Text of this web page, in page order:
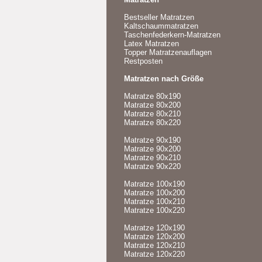
Bestseller Matratzen
Kaltschaummatratzen
Taschenfederkern-Matratzen
Latex Matratzen
Topper Matratzenauflagen
Restposten
Matratzen nach Größe
Matratze 80x190
Matratze 80x200
Matratze 80x210
Matratze 80x220
Matratze 90x190
Matratze 90x200
Matratze 90x210
Matratze 90x220
Matratze 100x190
Matratze 100x200
Matratze 100x210
Matratze 100x220
Matratze 120x190
Matratze 120x200
Matratze 120x210
Matratze 120x220